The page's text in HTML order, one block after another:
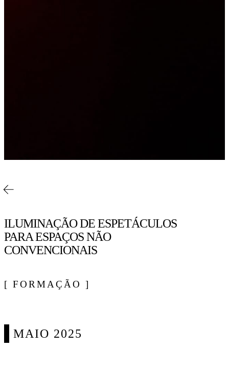
ILUMINAÇÃO DE ESPETÁCULOS
PARA ESPAÇOS NÃO
CONVENCIONAIS
[ FORMAÇÃO ]
MAIO 2025